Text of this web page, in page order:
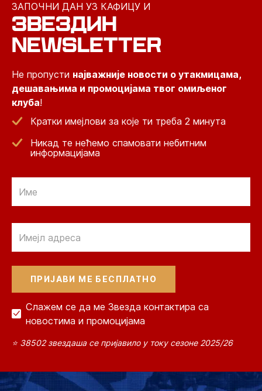
ЗАПОЧНИ ДАН УЗ КАФИЦУ И
ЗВЕЗДИН
NEWSLETTER
Не пропусти најважније новости о утакмицама,
дешавањима и промоцијама твог омиљеног
клуба!
Кратки имејлови за које ти треба 2 минута
Никад те нећемо спамовати небитним
информацијама
Слажем се да ме Звезда контактира са
новостима и промоцијама
⭐ 38502 звездаша се пријавило у току сезоне 2025/26